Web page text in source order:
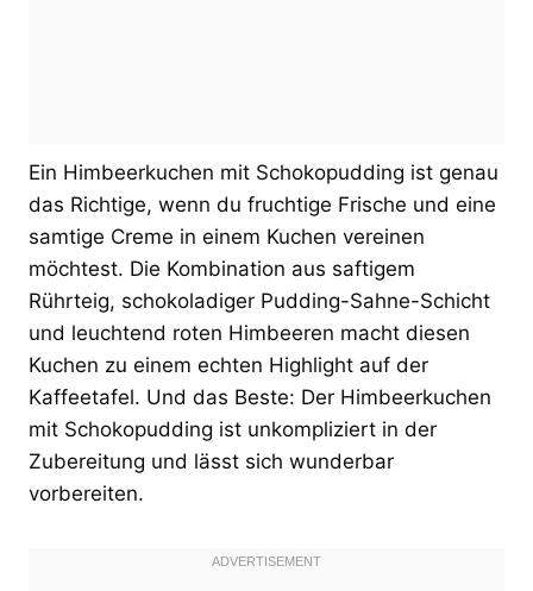
Ein Himbeerkuchen mit Schokopudding ist genau
das Richtige, wenn du fruchtige Frische und eine
samtige Creme in einem Kuchen vereinen
möchtest. Die Kombination aus saftigem
Rührteig, schokoladiger Pudding-Sahne-Schicht
und leuchtend roten Himbeeren macht diesen
Kuchen zu einem echten Highlight auf der
Kaffeetafel. Und das Beste: Der Himbeerkuchen
mit Schokopudding ist unkompliziert in der
Zubereitung und lässt sich wunderbar
vorbereiten.